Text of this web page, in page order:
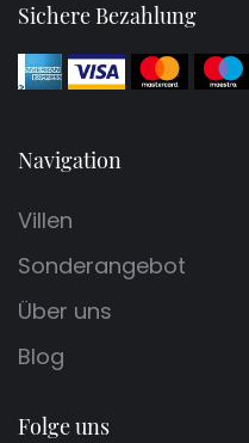
Sichere Bezahlung
Navigation
Villen
Sonderangebot
Über uns
Blog
Folge uns